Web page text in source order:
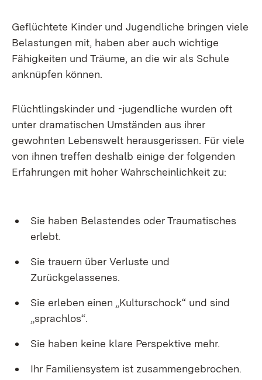
Geflüchtete Kinder und Jugendliche bringen viele
Belastungen mit, haben aber auch wichtige
Fähigkeiten und Träume, an die wir als Schule
anknüpfen können.
Flüchtlingskinder und -jugendliche wurden oft
unter dramatischen Umständen aus ihrer
gewohnten Lebenswelt herausgerissen. Für viele
von ihnen treffen deshalb einige der folgenden
Erfahrungen mit hoher Wahrscheinlichkeit zu:
Sie haben Belastendes oder Traumatisches
erlebt.
Sie trauern über Verluste und
Zurückgelassenes.
Sie erleben einen „Kulturschock“ und sind
„sprachlos“.
Sie haben keine klare Perspektive mehr.
Ihr Familiensystem ist zusammengebrochen.